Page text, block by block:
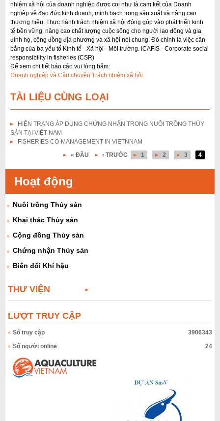
ế
m
nhiệm xã hội của doanh nghiệp được coi như là cam kết của Doanh
nghiệp về đạo đức kinh doanh, minh bạch trong sản xuất và nâng cao
thương hiệu. Thực hành trách nhiệm xã hội đóng góp vào phát triển kinh
tế bền vững, nâng cao chất lượng cuộc sống cho người lao động và gia
đình họ, cộng đồng địa phương và xã hội nói chung. Đó chính là việc cân
bằng của ba yếu tố Kinh tế - Xã hội - Môi trường. ICAFIS - Corporate social
responsibility in fisheries (CSR)
Để xem chi tiết báo cáo vui lòng bấm:
Doanh nghiệp và Câu chuyện Trách nhiệm xã hội
TÀI LIỆU CÙNG LOẠI
HIỆN TRẠNG ÁP DỤNG CHỨNG NHẬN TRONG NUÔI TRỒNG THỦY
SẢN TẠI VIỆT NAM
FISHERIES CO-MANAGEMENT IN VIETNNAM
a
n
g
« ĐẦU ‹ TRƯỚC 1 2 3 4
Hoạt động
Nuôi trồng Thủy sản
Khai thác Thủy sản
Cộng đồng Thủy sản
Chứng nhận Thủy sản
Biến đổi Khí hậu
THƯ VIỆN
LƯỢT TRUY CẬP
Số truy cập
3906343
Số người online
24